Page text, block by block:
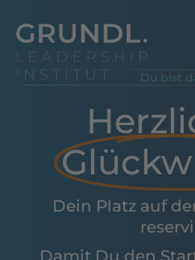
Du bist
Dein Platz auf
Damit Du den